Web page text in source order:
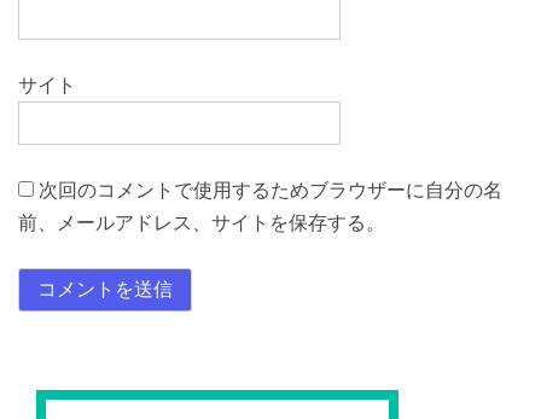
サイト
次回のコメントで使用するためブラウザーに自分の名
前、メールアドレス、サイトを保存する。